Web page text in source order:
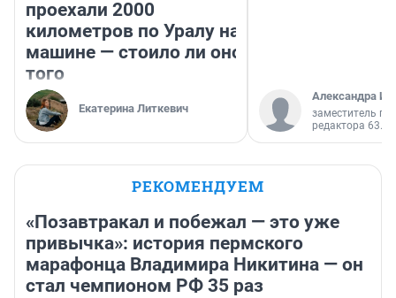
проехали 2000
километров по Уралу на
машине — стоило ли оно
того
Екатерина Литкевич
Александра
заместитель
редактора 63.RU
РЕКОМЕНДУЕМ
«Позавтракал и побежал — это уже
привычка»: история пермского
марафонца Владимира Никитина — он
стал чемпионом РФ 35 раз